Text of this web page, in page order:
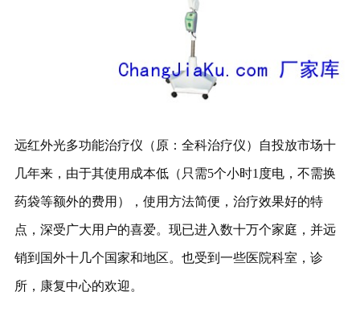
远红外光多功能治疗仪（原：全科治疗仪）自投放市场十
几年来，由于其使用成本低（只需5个小时1度电，不需换
药袋等额外的费用），使用方法简便，治疗效果好的特
点，深受广大用户的喜爱。现已进入数十万个家庭，并远
销到国外十几个国家和地区。也受到一些医院科室，诊
所，康复中心的欢迎。